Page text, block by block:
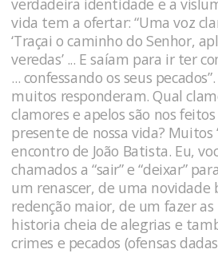
vida tem a ofertar: “Uma voz
‘Traçai o caminho do Senhor,
veredas’ ... E saíam para ir ter
... confessando os seus
muitos responderam. Qual
clamores e apelos são nos
presente de nossa vida? Muitos
encontro de João Batista. Eu,
chamados a “sair” e “deixar”
um renascer, de uma novidade
redenção maior, de um fazer
historia cheia de alegrias e
crimes e pecados (ofensas